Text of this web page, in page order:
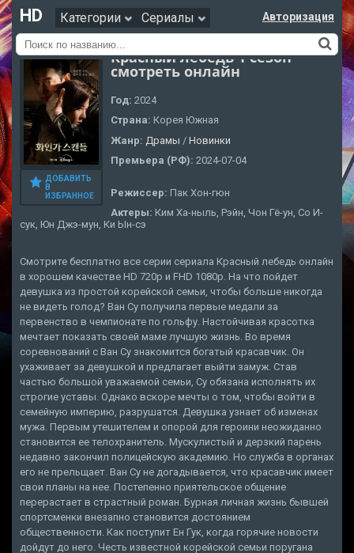
HD Категории Сериалы Авторизация
ДОБАВИТЬ
В
ИЗБРАННОЕ
Красный лебедь 1 сезон
смотреть онлайн
Год: 2024
Страна: Корея Южная
Жанр: Драмы / Новинки
Премьера (РФ): 2024-07-04
Режиссер: Пак Хон-гюн
Актеры: Ким Ха-ныль, Рэйн, Чон Гё-ун, Со И-
сук, Юн Джэ-мун, Ки Ын-сэ
Смотрите бесплатно все серии сериала Красный лебедь онлайн
в хорошем качестве HD 720p и FHD 1080p. На что пойдет
девушка из простой корейской семьи, чтобы больше никогда
не видеть голод? Ван Су получила первые медали за
первенство в чемпионате по гольфу. Настойчивая красотка
мечтает показать своей маме лучшую жизнь. Во время
соревнований с Ван Су знакомится богатый красавчик. Он
ухаживает за девушкой и предлагает выйти замуж. Став
частью большой уважаемой семьи, Су обязана исполнять их
строгие уставы. Однако вскоре мечты о том, чтобы войти в
семейную империю, разрушатся. Девушка узнает об изменах
мужа. Первым утешителем и опорой для героини неожиданно
становится ее телохранитель. Мускулистый и дерзкий парень
недавно закончил полицейскую академию. Но служба в органах
его не прельщает. Ван Су не догадывается, что красавчик имеет
свои планы на нее. Постепенно приятельское общение
перерастает в страстный роман. Бурная личная жизнь бывшей
спортсменки внезапно становится достоянием
общественности. Как поступит Ен Гук, когда горячие новости
дойдут до него. Честь известной корейской семьи поругана